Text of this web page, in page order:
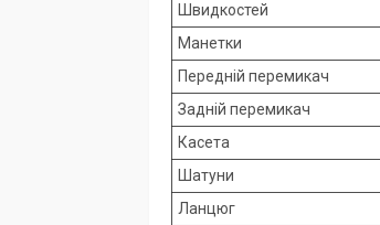
Швидкостей
Манетки
Передній перемикач
Задній перемикач
Касета
Шатуни
Ланцюг